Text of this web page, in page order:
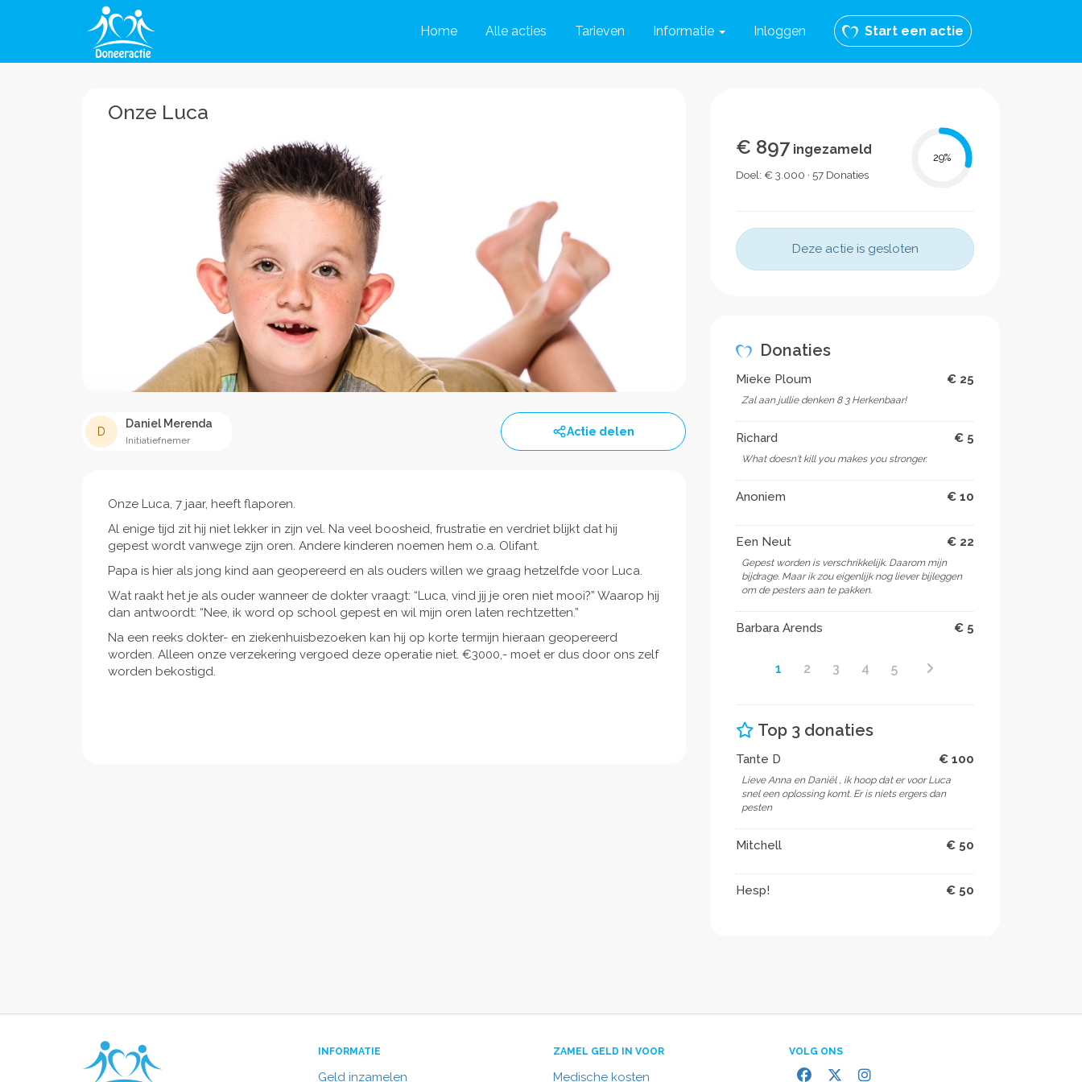
Home Alle acties Tarieven Informatie Inloggen Start een actie
Onze Luca
D
Daniel Merenda
Initiatiefnemer
Actie delen
Onze Luca, 7 jaar, heeft flaporen.
Al enige tijd zit hij niet lekker in zijn vel. Na veel boosheid, frustratie en verdriet blijkt dat hij
gepest wordt vanwege zijn oren. Andere kinderen noemen hem o.a. Olifant.
Papa is hier als jong kind aan geopereerd en als ouders willen we graag hetzelfde voor Luca.
Wat raakt het je als ouder wanneer de dokter vraagt: “Luca, vind jij je oren niet mooi?” Waarop hij
dan antwoordt: “Nee, ik word op school gepest en wil mijn oren laten rechtzetten.”
Na een reeks dokter- en ziekenhuisbezoeken kan hij op korte termijn hieraan geopereerd
worden. Alleen onze verzekering vergoed deze operatie niet. €3000,- moet er dus door ons zelf
worden bekostigd.
€ 897 ingezameld
Doel: € 3.000 · 57 Donaties
29%
Deze actie is gesloten
Donaties
Mieke Ploum € 25
Zal aan jullie denken 8 3 Herkenbaar!
Richard € 5
What doesn't kill you makes you stronger.
Anoniem € 10
Een Neut € 22
Gepest worden is verschrikkelijk. Daarom mijn
bijdrage. Maar ik zou eigenlijk nog liever bijleggen
om de pesters aan te pakken.
Barbara Arends € 5
1 2 3 4 5
Top 3 donaties
Tante D € 100
Lieve Anna en Daniël , ik hoop dat er voor Luca
snel een oplossing komt. Er is niets ergers dan
pesten
Mitchell € 50
Hesp! € 50
INFORMATIE
Geld inzamelen
ZAMEL GELD IN VOOR
Medische kosten
VOLG ONS